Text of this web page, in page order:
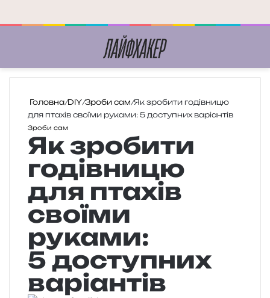
Головна/DIY/Зроби сам/Як зробити годівницю
для птахів своїми руками: 5 доступних варіантів
Зроби сам
Як зробити
годівницю
для птахів
своїми
руками:
5 доступних
варіантів